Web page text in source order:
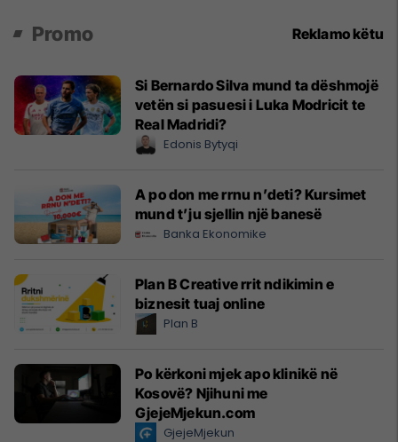
Promo Reklamo këtu
Si Bernardo Silva mund ta dëshmojë
vetën si pasuesi i Luka Modricit te
Real Madridi?
Edonis Bytyqi
A po don me rrnu n’deti? Kursimet
mund t’ju sjellin një banesë
Banka Ekonomike
Plan B Creative rrit ndikimin e
biznesit tuaj online
Plan B
Po kërkoni mjek apo klinikë në
Kosovë? Njihuni me
GjejeMjekun.com
GjejeMjekun